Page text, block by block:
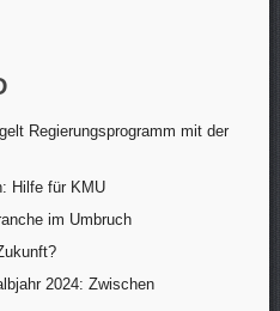
Regierungsprogramm mit der
Hilfe für KMU
im Umbruch
2024: Zwischen